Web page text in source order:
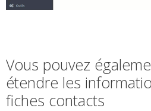
Vous pouvez
étendre les
fiches contacts